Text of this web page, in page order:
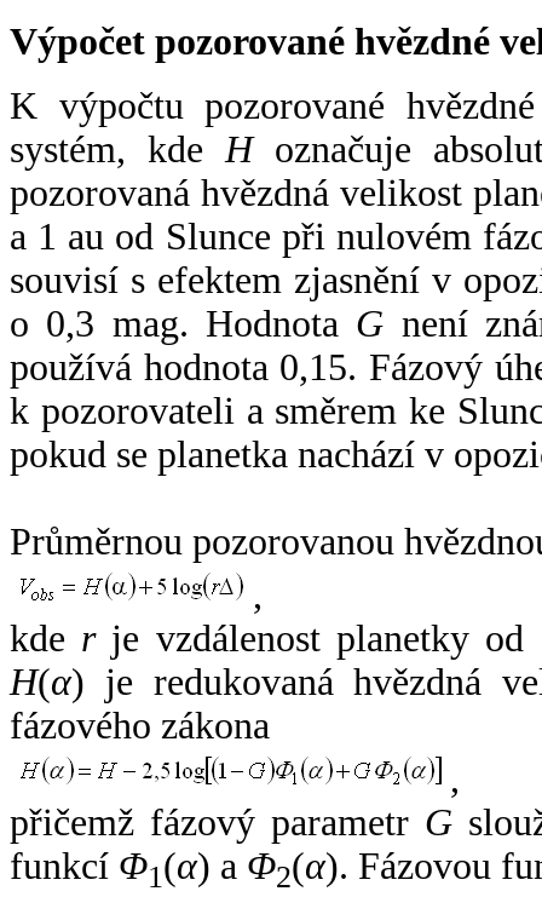
Výpočet pozorované hvězdné
K výpočtu pozorované
systém, kde Hoznačuje
pozorovaná hvězdná velikost
a 1 au od Slunce při nulovém
souvisí s efektem zjasnění v
o 0,3 mag. Hodnota G není
používá hodnota 0,15. Fázový
k pozorovateli a směrem ke
pokud se planetka nachází v
Průměrnou pozorovanou
,
kde rje vzdálenost planetky od
H(α) je redukovaná hvězdná
fázového zákona
,
přičemž fázový parametr G
funkcí Φ1(α) a Φ2(α). Fázovou